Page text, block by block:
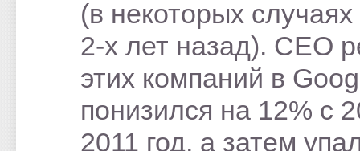
(в некоторых
2-х лет назад). СЕО
этих компаний в
понизился на 12% с
2011 год, а затем